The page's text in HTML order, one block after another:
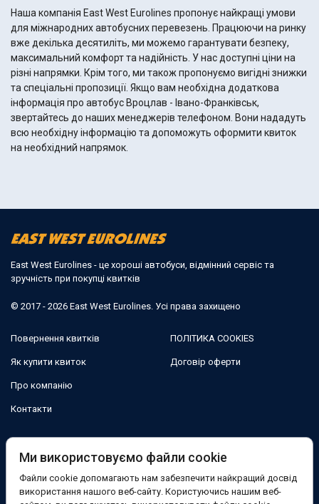
Наша компанія East West Eurolines пропонує найкращі умови
для міжнародних автобусних перевезень. Працюючи на ринку
вже декілька десятиліть, ми можемо гарантувати безпеку,
максимальний комфорт та надійність. У нас доступні ціни на
різні напрямки. Крім того, ми також пропонуємо вигідні знижки
та спеціальні пропозиції. Якщо вам необхідна додаткова
інформація про автобус Вроцлав - Івано-Франківськ,
звертайтесь до наших менеджерів телефоном. Вони нададуть
всю необхідну інформацію та допоможуть оформити квиток
на необхідний напрямок.
East West Eurolines - це хороші автобуси, відмінний сервіс та
зручність при покупці квитків
© 2017 - 2026 East West Eurolines. Усі права захищено
Повернення квитків
Як купити квиток
Про компанію
Контакти
ПОЛІТИКА COOKIES
Договір оферти
Facebook
Ми використовуємо файли cookie
Файли cookie допомагають нам забезпечити найкращий досвід
використання нашого веб-сайту. Користуючись нашим веб-